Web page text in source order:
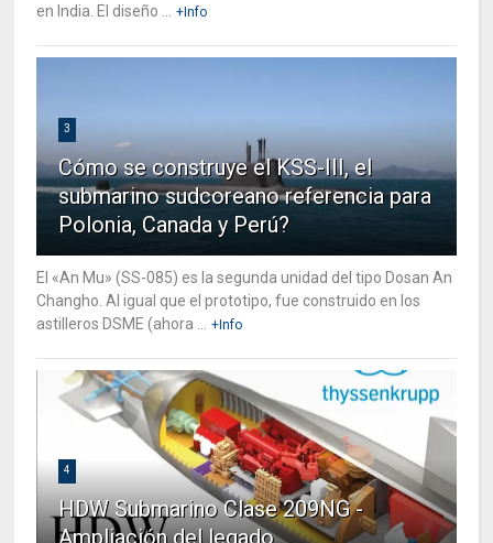
en India. El diseño ...
+Info
3
Cómo se construye el KSS-III, el
submarino sudcoreano referencia para
Polonia, Canada y Perú?
El «An Mu» (SS-085) es la segunda unidad del tipo Dosan An
Changho. Al igual que el prototipo, fue construido en los
astilleros DSME (ahora ...
+Info
4
HDW Submarino Clase 209NG -
Ampliación del legado